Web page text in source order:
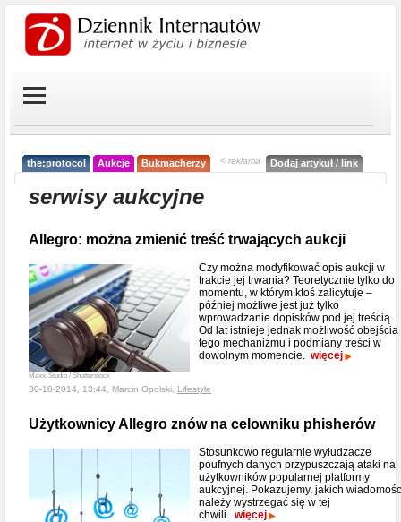
the:protocol Aukcje Bukmacherzy < reklama Dodaj artykuł / link
serwisy aukcyjne
Allegro: można zmienić treść trwających aukcji
Maxx-Studio / Shutterstock
Czy można modyfikować opis aukcji w
trakcie jej trwania? Teoretycznie tylko do
momentu, w którym ktoś zalicytuje –
później możliwe jest już tylko
wprowadzanie dopisków pod jej treścią.
Od lat istnieje jednak możliwość obejścia
tego mechanizmu i podmiany treści w
dowolnym momencie. więcej
30-10-2014, 13:44, Marcin Opolski, Lifestyle
Użytkownicy Allegro znów na celowniku phisherów
Stosunkowo regularnie wyłudzacze
poufnych danych przypuszczają ataki na
użytkowników popularnej platformy
aukcyjnej. Pokazujemy, jakich
należy wystrzegać się w tej
chwili. więcej